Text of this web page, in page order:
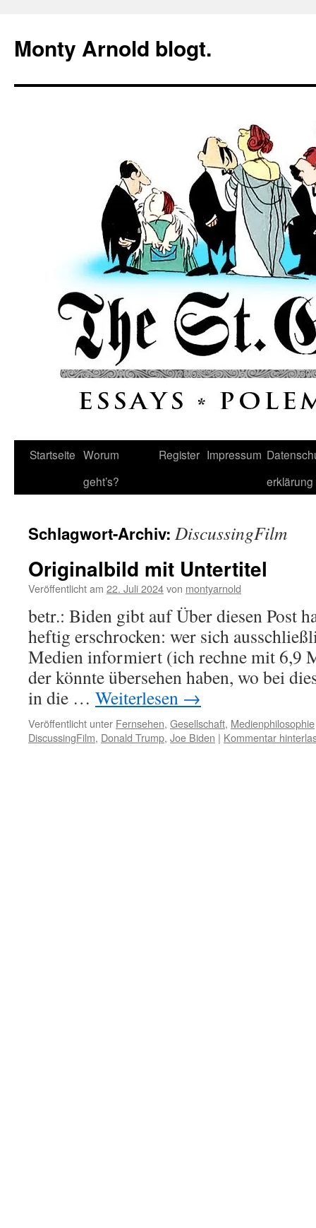
springen
Monty Arnold blogt.
Startseite Worum
geht’s?
Register Impressum
erklärung
Schlagwort-Archiv: DiscussingFilm
Originalbild mit Untertitel
Veröffentlicht am 22. Juli 2024von montyarnold
betr.: Biden gibt auf Über diesen Post
heftig erschrocken: wer sich
Medien informiert (ich rechne mit 6,9
der könnte übersehen haben, wo bei
in die … Weiterlesen →
Veröffentlicht unter Fernsehen, Gesellschaft, Medienphilosophie
DiscussingFilm, Donald Trump, Joe Biden | Kommentar